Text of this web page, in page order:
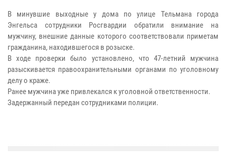
В минувшие выходные у дома по улице Тельмана города
Энгельса сотрудники Росгвардии обратили внимание на
мужчину, внешние данные которого соответствовали приметам
гражданина, находившегося в розыске.
В ходе проверки было установлено, что 47-летний мужчина
разыскивается правоохранительными органами по уголовному
делу о краже.
Ранее мужчина уже привлекался к уголовной ответственности.
Задержанный передан сотрудниками полиции.